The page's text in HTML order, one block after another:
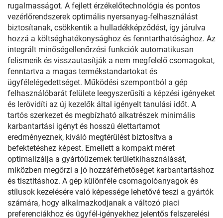
rugalmasságot. A fejlett érzékelőtechnológia és pontos
vezérlőrendszerek optimális nyersanyag-felhasználást
biztosítanak, csökkentik a hulladékképződést, így járulva
hozzá a költséghatékonysághoz és fenntarthatósághoz. Az
integrált minőségellenőrzési funkciók automatikusan
felismerik és visszautasítják a nem megfelelő csomagokat,
fenntartva a magas termékstandartokat és
ügyfélelégedettséget. Működési szempontból a gép
felhasználóbarát felülete leegyszerűsíti a képzési igényeket
és lerövidíti az új kezelők által igényelt tanulási időt. A
tartós szerkezet és megbízható alkatrészek minimális
karbantartási igényt és hosszú élettartamot
eredményeznek, kiváló megtérülést biztosítva a
befektetéshez képest. Emellett a kompakt méret
optimalizálja a gyártóüzemek területkihasználását,
miközben megőrzi a jó hozzáférhetőséget karbantartáshoz
és tisztításhoz. A gép különféle csomagolóanyagok és
stílusok kezelésére való képessége lehetővé teszi a gyártók
számára, hogy alkalmazkodjanak a változó piaci
preferenciákhoz és ügyfél-igényekhez jelentős felszerelési